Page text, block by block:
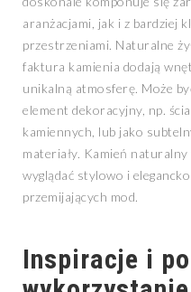
aranżacjami, jak i z bardziej
przestrzeniami. Naturalne
faktura kamienia dodają
unikalną atmosferę. Może
element dekoracyjny, np.
kamiennych, lub jako
materiały. Kamień
wyglądać stylowo i
przemijających mod.
Inspiracje i